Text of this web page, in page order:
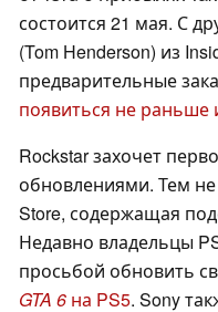
состоится 21 мая. С
(Tom Henderson) из
предварительные
появиться не раньше
Rockstar захочет
обновлениями. Тем не
Store, содержащая
Недавно владельцы
просьбой обновить
GTA 6 на PS5. Sony